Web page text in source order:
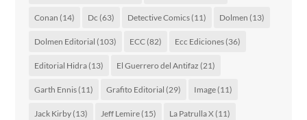
Conan (14) Dc (63) Detective Comics(11) Dolmen (13)
Dolmen Editorial (103) ECC(82) Ecc Ediciones(36)
Editorial Hidra(13) El Guerrero del Antifaz (21)
Garth Ennis(11) Grafito Editorial (29) Image(11)
Jack Kirby(13) Jeff Lemire(15) La Patrulla X(11)